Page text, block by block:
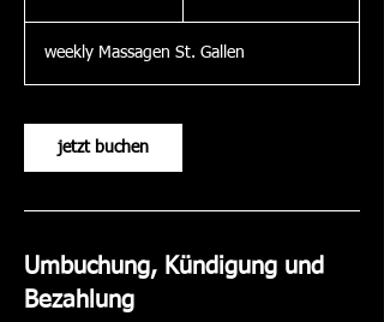
d
weekly Massagen St. Gallen
jetzt buchen
Umbuchung, Kündigung und
Bezahlung